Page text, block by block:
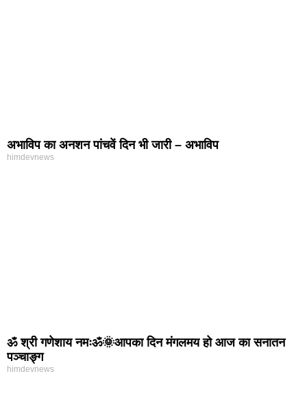
अभाविप का अनशन पांचवें दिन भी जारी – अभाविप
himdevnews
ॐ श्री गणेशाय नमःॐ🌞आपका दिन मंगलमय हो आज का सनातन
पञ्चाङ्ग
himdevnews